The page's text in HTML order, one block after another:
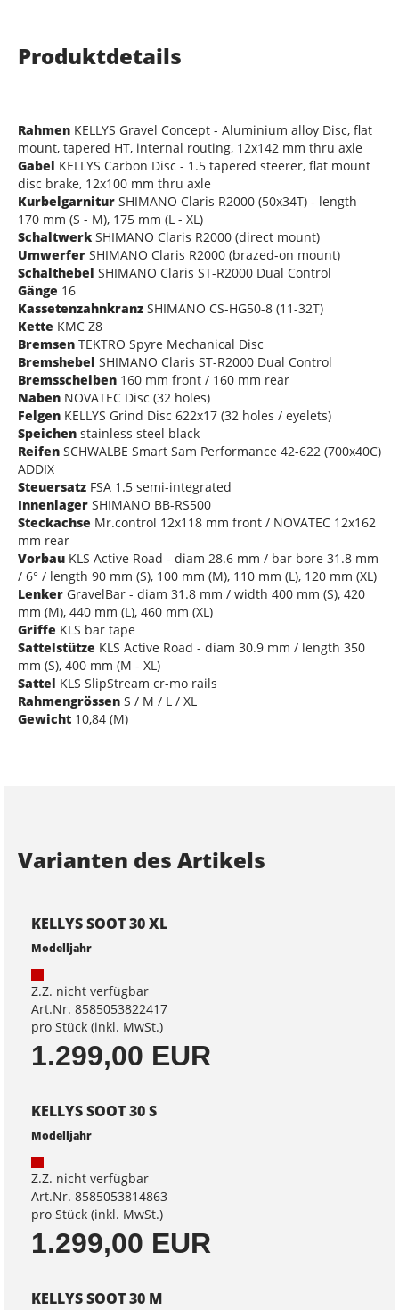
Produktdetails
Rahmen KELLYS Gravel Concept - Aluminium alloy Disc, flat
mount, tapered HT, internal routing, 12x142 mm thru axle
Gabel KELLYS Carbon Disc - 1.5 tapered steerer, flat mount
disc brake, 12x100 mm thru axle
Kurbelgarnitur SHIMANO Claris R2000 (50x34T) - length
170 mm (S - M), 175 mm (L - XL)
Schaltwerk SHIMANO Claris R2000 (direct mount)
Umwerfer SHIMANO Claris R2000 (brazed-on mount)
Schalthebel SHIMANO Claris ST-R2000 Dual Control
Gänge 16
Kassetenzahnkranz SHIMANO CS-HG50-8 (11-32T)
Kette KMC Z8
Bremsen TEKTRO Spyre Mechanical Disc
Bremshebel SHIMANO Claris ST-R2000 Dual Control
Bremsscheiben 160 mm front / 160 mm rear
Naben NOVATEC Disc (32 holes)
Felgen KELLYS Grind Disc 622x17 (32 holes / eyelets)
Speichen stainless steel black
Reifen SCHWALBE Smart Sam Performance 42-622 (700x40C)
ADDIX
Steuersatz FSA 1.5 semi-integrated
Innenlager SHIMANO BB-RS500
Steckachse Mr.control 12x118 mm front / NOVATEC 12x162
mm rear
Vorbau KLS Active Road - diam 28.6 mm / bar bore 31.8 mm
/ 6° / length 90 mm (S), 100 mm (M), 110 mm (L), 120 mm (XL)
Lenker GravelBar - diam 31.8 mm / width 400 mm (S), 420
mm (M), 440 mm (L), 460 mm (XL)
Griffe KLS bar tape
Sattelstütze KLS Active Road - diam 30.9 mm / length 350
mm (S), 400 mm (M - XL)
Sattel KLS SlipStream cr-mo rails
Rahmengrössen S / M / L / XL
Gewicht 10,84 (M)
Varianten des Artikels
KELLYS SOOT 30 XL
Modelljahr
Z.Z. nicht verfügbar
Art.Nr. 8585053822417
pro Stück (inkl. MwSt.)
1.299,00 EUR
KELLYS SOOT 30 S
Modelljahr
Z.Z. nicht verfügbar
Art.Nr. 8585053814863
pro Stück (inkl. MwSt.)
1.299,00 EUR
KELLYS SOOT 30 M